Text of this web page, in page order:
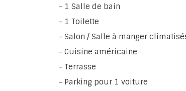
- 1 Salle de bain
- 1 Toilette
- Salon / Salle à manger
- Cuisine américaine
- Terrasse
- Parking pour 1 voiture